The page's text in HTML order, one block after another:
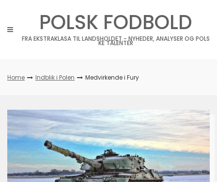
POLSK FODBOLD
FRA EKSTRAKLASA TIL LANDSHOLDET - NYHEDER, ANALYSER OG POLS
KE TALENTER
Home Indblik i Polen Medvirkende i Fury